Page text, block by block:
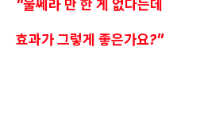
"울쎄라 만 한 게 없다는데
효과가 그렇게 좋은가요?"